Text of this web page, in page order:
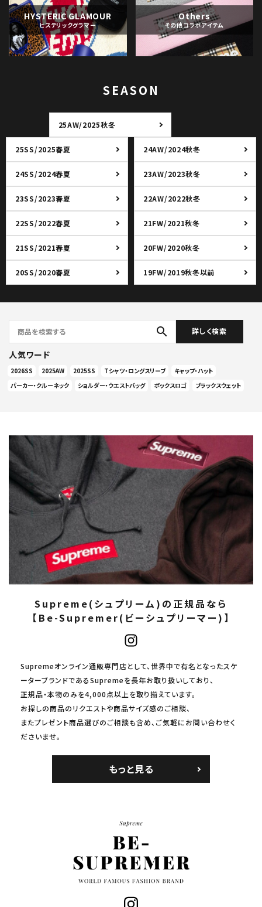
HYSTERIC GLAMOUR
ヒステリックグラマー
Others
その他コラボアイテム
SEASON
25AW/2025秋冬
25SS/2025春夏 24AW/2024秋冬
24SS/2024春夏 23AW/2023秋冬
23SS/2023春夏 22AW/2022秋冬
22SS/2022春夏 21FW/2021秋冬
21SS/2021春夏 20FW/2020秋冬
20SS/2020春夏 19FW/2019秋冬以前
search 詳しく検索
人気ワード
2026SS 2025AW 2025SS Tシャツ・ロングスリーブ
キャップ・ハット
パーカー・クルーネック
ショルダー・ウエストバッグ ボックスロゴ ブラックスウェット
Supreme(シュプリーム)の正規品なら
【Be-Supremer(ビーシュプリーマー)】
Supremeオンライン通販専門店として、世界中で有名となったスケ
ーターブランドであるSupremeを長年お取り扱いしており、
正規品・本物のみを4,000点以上を取り揃えています。
お探しの商品のリクエストや商品サイズ感のご相談、
またプレゼント商品選びのご相談も含め、ご気軽にお問い合わせく
ださいませ。
もっと見る